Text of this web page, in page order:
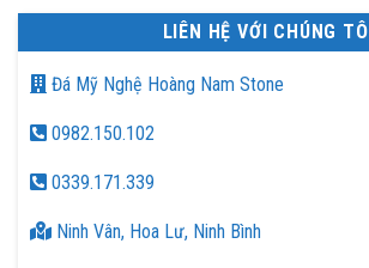
LIÊN HỆ VỚI CHÚNG TÔI
Đá Mỹ Nghệ Hoàng Nam Stone
0982.150.102
0339.171.339
Ninh Vân, Hoa Lư, Ninh Bình